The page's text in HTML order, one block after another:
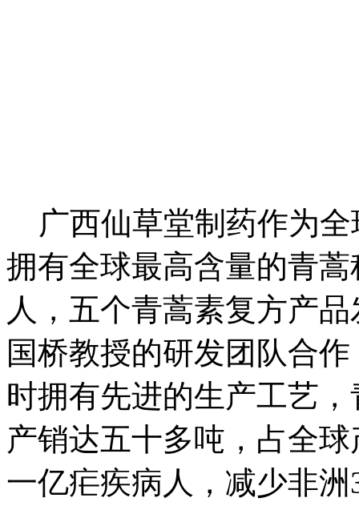
广西仙草堂制药作为全
拥有全球最高含量的青
人，五个青蒿素复方产
国桥教授的研发团队合
时拥有先进的生产工艺
产销达五十多吨，占全
一亿疟疾病人，减少非